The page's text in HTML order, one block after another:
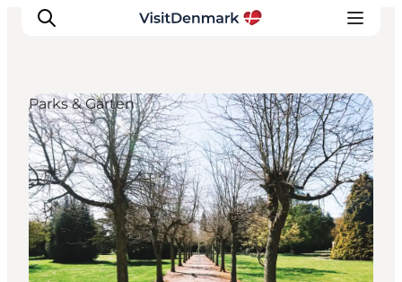
Inspiration
Regionen
Erlebnisse
Unterkünfte
Reiseplanung
Parks & Gärten